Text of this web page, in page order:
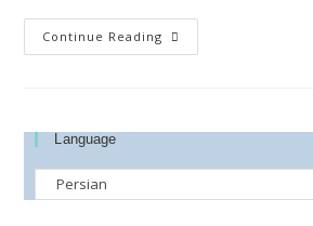
Continue Reading
Language